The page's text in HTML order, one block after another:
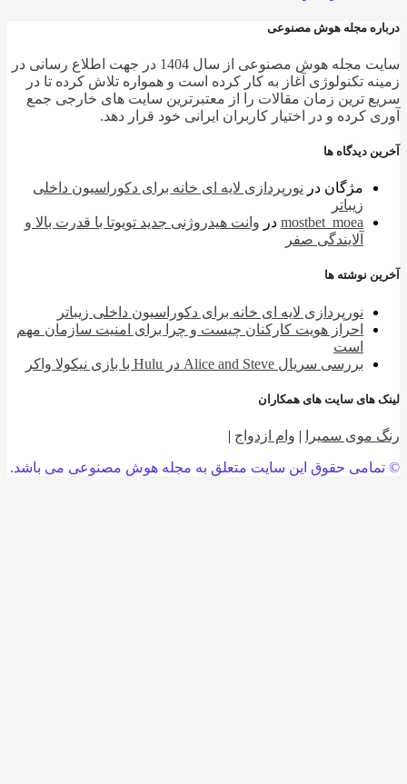
مجله هوش مصنوعی
سایت مجله هوش مصنوعی از سال 1404 در جهت اطلاع رسانی در
تکنولوژی آغاز به کار کرده است و همواره تلاش کرده تا در
ترین زمان مقالات را از معتبرترین سایت های خارجی جمع
کرده و در اختیار کاربران ایرانی خود قرار دهد.
دیدگاه ها
مژگاندرنورپردازی لایه ای خانه برای دکوراسیون داخلی
زیباتر
mostbet_moeaدروانت هیدروژنی جدید تویوتا با قدرت بالا و
آلایندگی صفر
نوشته ها
نورپردازی لایه ای خانه برای دکوراسیون داخلی زیباتر
احراز هویت کارکنان چیست و چرا برای امنیت سازمان مهم
بررسی سریال Alice and Steve در Hulu با بازی نیکولا واکر
های سایت های همکاران
موی سمیرا|وام ازدواج |
حقوق این سایت متعلق به مجله هوش مصنوعی می باشد.